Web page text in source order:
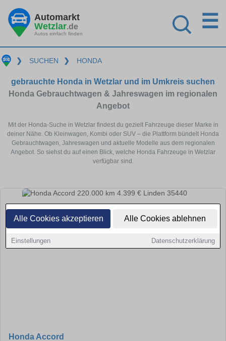
Alle Cookies akzeptieren Alle Cookies ablehnen
Einstellungen Datenschutzerklärung
Automarkt
Wetzlar.de
Autos einfach finden
☰
❯ SUCHEN ❯ HONDA
gebrauchte Honda in Wetzlar und im Umkreis suchen
Honda Gebrauchtwagen & Jahreswagen im regionalen
Angebot
Mit der Honda-Suche in Wetzlar findest du gezielt Fahrzeuge dieser Marke in
deiner Nähe. Ob Kleinwagen, Kombi oder SUV – die Plattform bündelt Honda
Gebrauchtwagen, Jahreswagen und aktuelle Modelle aus dem regionalen
Angebot. So siehst du auf einen Blick, welche Honda Fahrzeuge in Wetzlar
verfügbar sind.
Honda Accord